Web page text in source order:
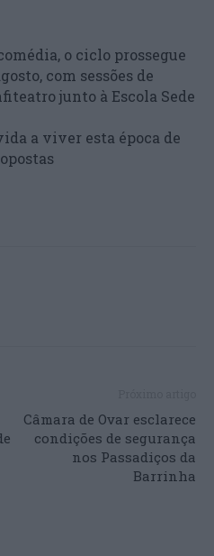
o ciclo prossegue
com sessões de
junto à Escola Sede
a viver esta época de
Câmara de Ovar esclarece
condições de segurança
nos Passadiços da
Barrinha